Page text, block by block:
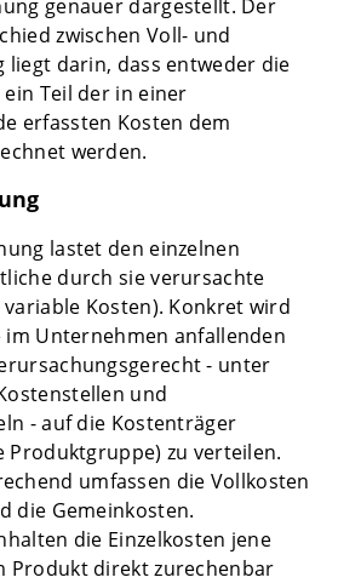
genauer dargestellt. Der
zwischen Voll- und
liegt darin, dass entweder die
Teil der in einer
erfassten Kosten dem
werden.
lastet den einzelnen
durch sie verursachte
Kosten). Konkret wird
im Unternehmen anfallenden
- unter
und
- auf die Kostenträger
Produktgruppe) zu verteilen.
umfassen die Vollkosten
die Gemeinkosten.
die Einzelkosten jene
Produkt direkt zurechenbar